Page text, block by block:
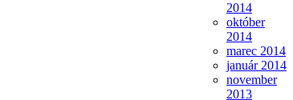
2014
október
2014
marec 2014
január 2014
november
2013